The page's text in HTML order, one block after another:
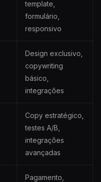
template,
formulário,
responsivo
Design exclusivo,
copywriting
básico,
integrações
Copy estratégico,
testes A/B,
integrações
avançadas
Pagamento,